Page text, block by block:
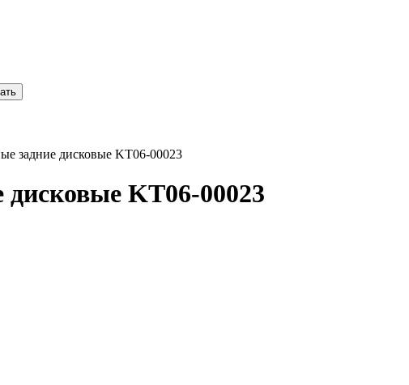
задние дисковые KT06-00023
дисковые KT06-00023